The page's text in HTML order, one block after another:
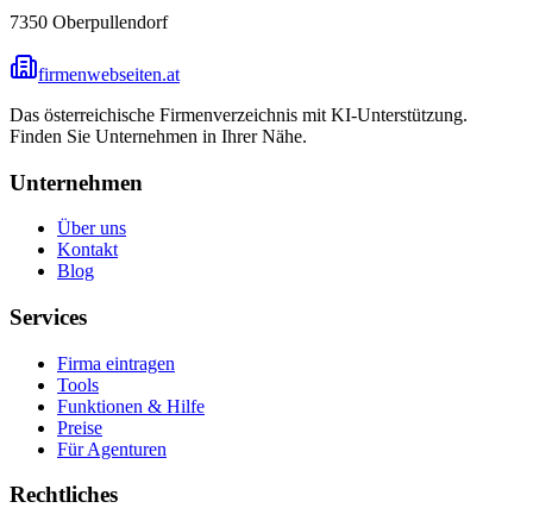
7350 Oberpullendorf
firmenwebseiten.at
Das österreichische Firmenverzeichnis mit KI-Unterstützung.
Finden Sie Unternehmen in Ihrer Nähe.
Unternehmen
Über uns
Kontakt
Blog
Services
Firma eintragen
Tools
Funktionen & Hilfe
Preise
Für Agenturen
Rechtliches